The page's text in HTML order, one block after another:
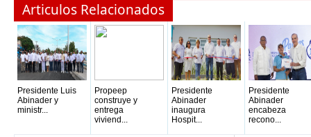
Articulos Relacionados
Presidente Luis
Abinader y
ministr...
Propeep
construye y
entrega
viviend...
Presidente
Abinader
inaugura
Hospit...
Presidente
Abinader
encabeza
recono...